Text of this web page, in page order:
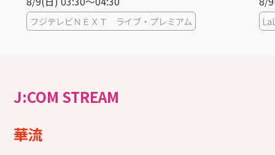
LaLa TV
J:COM STREAM
華流